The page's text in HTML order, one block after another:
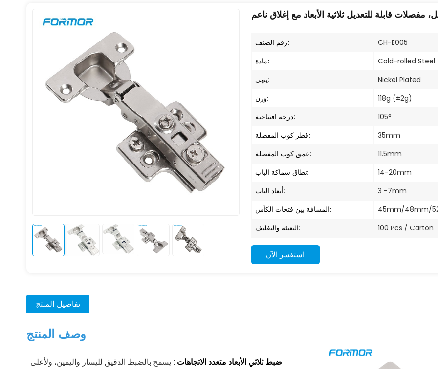
مفصلات قابلة للتعديل ثلاثية الأبعاد مع إغلاق ناعم
رقم الصنف: CH-E005
مادة: Cold-rolled Steel
ينهي: Nickel Plated
وزن: 118g (±2g)
درجة افتتاحية: 105°
قطر كوب المفصلة: 35mm
عمق كوب المفصلة: 11.5mm
نطاق سماكة الباب: 14-20mm
أبعاد الباب: 3 -7mm
المسافة بين فتحات الكأس: 45mm/48mm/
التعبئة والتغليف: 100 Pcs / Carton
استفسر الآن
تفاصيل المنتج
وصف المنتج
ضبط ثلاثي الأبعاد متعدد الاتجاهات : يسمح بالضبط الدقيق لليسار واليمين، ولأعلى